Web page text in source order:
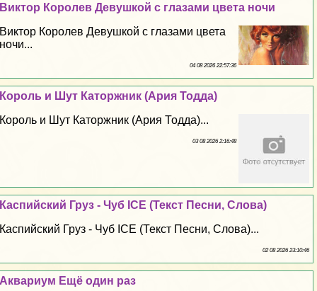
Виктор Королев Дeвyшкой с глазами цвета ночи
Виктор Королев Дeвyшкой с глазами цвета
ночи...
04 08 2026 22:57:36
Король и Шут Каторжник (Ария Тодда)
Король и Шут Каторжник (Ария Тодда)...
03 08 2026 2:16:48
Каспийский Груз - Чуб ICE (Текст Песни, Слова)
Каспийский Груз - Чуб ICE (Текст Песни, Слова)...
02 08 2026 23:10:46
Аквариум Ещё один раз